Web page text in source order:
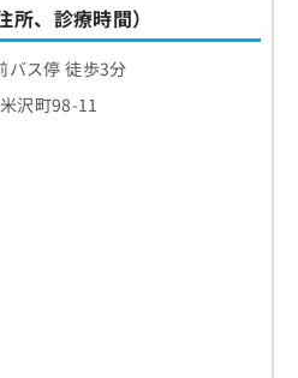
、診療時間）
バス停 徒歩3分
沢町98-11